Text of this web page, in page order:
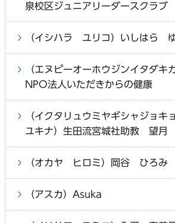
泉校区ジュニアリーダースクラブ
（イシハラ ユリコ）いしはら
（エヌピーオーホウジンイタダキ
NPO法人いただきからの健康
（イクタリュウミヤギシャジョ
ユキナ）生田流宮城社助教 望月
（オカヤ ヒロミ）岡谷 ひろみ
（アスカ）Asuka